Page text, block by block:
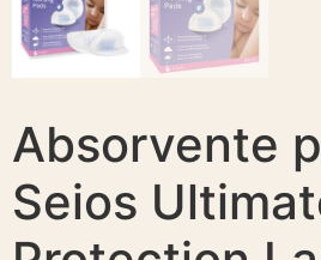
Absorvente
Seios